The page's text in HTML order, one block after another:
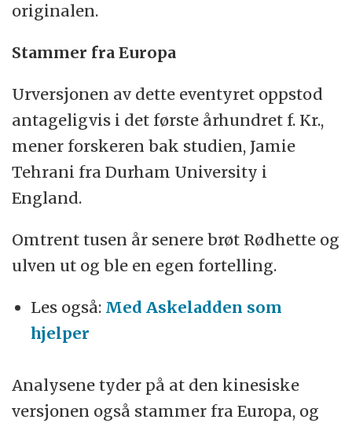
originalen.
Stammer fra Europa
Urversjonen av dette eventyret oppstod
antageligvis i det første århundret f. Kr.,
mener forskeren bak studien, Jamie
Tehrani fra Durham University i
England.
Omtrent tusen år senere brøt Rødhette og
ulven ut og ble en egen fortelling.
Les også: Med Askeladden som
hjelper
Analysene tyder på at den kinesiske
versjonen også stammer fra Europa, og